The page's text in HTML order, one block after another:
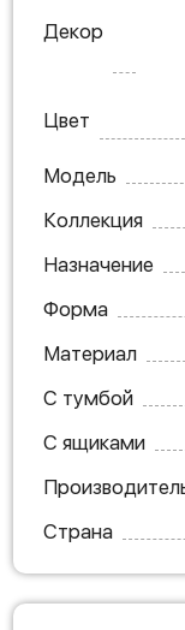
Декор
Цвет
Модель
Коллекция
Назначение
Форма
Материал
С тумбой
С ящиками
Страна